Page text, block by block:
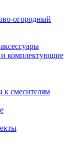
огородный
и комплектующие
к смесителям